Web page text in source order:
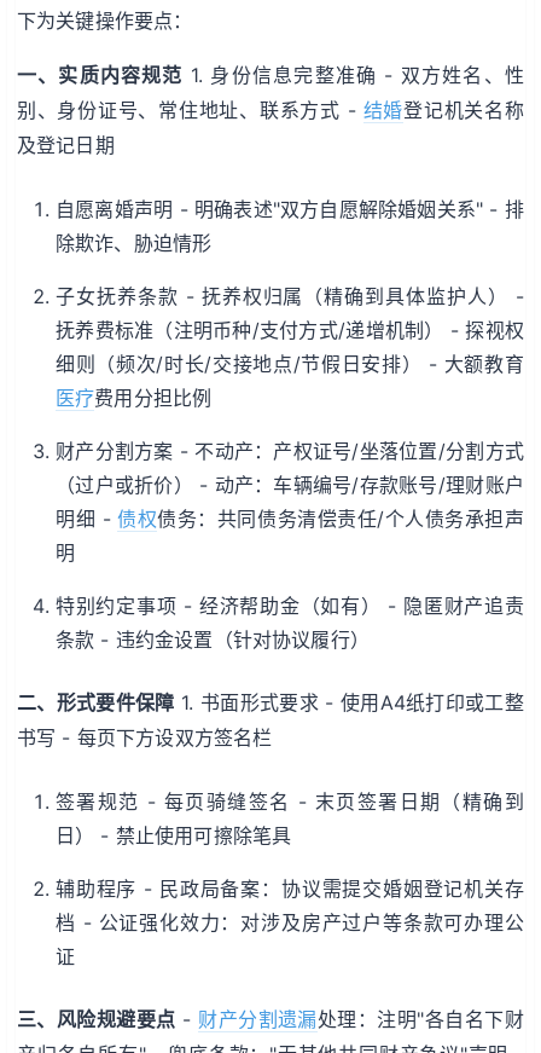
下为关键操作要点：
一、实质内容规范 1. 身份信息完整准确 - 双方姓名、性
别、身份证号、常住地址、联系方式 - 结婚登记机关名称
及登记日期
自愿离婚声明 - 明确表述"双方自愿解除婚姻关系" - 排
除欺诈、胁迫情形
子女抚养条款 - 抚养权归属（精确到具体监护人） -
抚养费标准（注明币种/支付方式/递增机制） - 探视权
细则（频次/时长/交接地点/节假日安排） - 大额教育
医疗费用分担比例
财产分割方案 - 不动产：产权证号/坐落位置/分割方式
（过户或折价） - 动产：车辆编号/存款账号/理财账户
明细 -债权债务：共同债务清偿责任/个人债务承担声
明
特别约定事项 - 经济帮助金（如有） - 隐匿财产追责
条款 - 违约金设置（针对协议履行）
二、形式要件保障 1. 书面形式要求 - 使用A4纸打印或工整
书写 - 每页下方设双方签名栏
签署规范 - 每页骑缝签名 - 末页签署日期（精确到
日） - 禁止使用可擦除笔具
辅助程序 - 民政局备案：协议需提交婚姻登记机关存
档 - 公证强化效力：对涉及房产过户等条款可办理公
证
三、风险规避要点 - 财产分割遗漏处理：注明"各自名下财